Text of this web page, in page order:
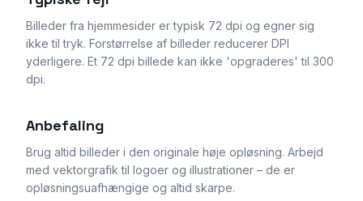
Billeder fra hjemmesider er typisk 72 dpi og egner sig
ikke til tryk. Forstørrelse af billeder reducerer DPI
yderligere. Et 72 dpi billede kan ikke 'opgraderes' til 300
dpi.
Anbefaling
Brug altid billeder i den originale høje opløsning. Arbejd
med vektorgrafik til logoer og illustrationer – de er
opløsningsuafhængige og altid skarpe.